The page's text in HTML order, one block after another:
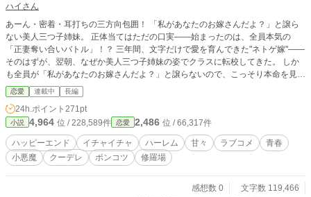
ハイさん
あーん・密着・耳打ちの三方向包囲！ 「私があなたのお嫁さんだよ？」と譲ら
ない美人三つ子姉妹。 正体当てはただの口実――始まったのは、全員本気の
「正妻奪い合いバトル」！？ 三年間、文字だけで愛を育んできた"ネトゲ嫁"――
そのはずが、翌朝、なぜか美人三つ子姉妹の姿でクラスに転校してきた。 しか
も全員が「私があなたのお嫁さんだよ？」と譲らないので、こっそり本命を見極
めることにしました。 MMORPG『エデン・オンライン』の凄腕メイン盾【リオ
ン】──その中身は、平凡な高校2年生の相沢 誠。 彼の三年来の"ネトゲ嫁"は、
パーティで背中を預け合ってきた回復役の少女、【ルナ】だった。顔も、本名
も、住んでいる街さえ知らない。それでも文字と文字の隙間に確かな温度が滲
む、そんな関係が続いていた。 そんなある夜、ルナから唐突なメッセージが届
く。 『ねえ【リオン】。……実は明日、【リオン】の学校に転校するの』 驚き
と期待を抱えて登校した翌朝、誠のクラスに転校してきたのは──容姿端麗な美
恋愛 連載中 長編
24h.ポイント 271pt
小説 4,964 位 / 228,589件 恋愛 2,486 位 / 66,317件
ハッピーエンド イチャイチャ ハーレム 甘々 ラブコメ
青春
小悪魔
クーデレ ポンコツ 修羅場
感想数 0
文字数 119,466